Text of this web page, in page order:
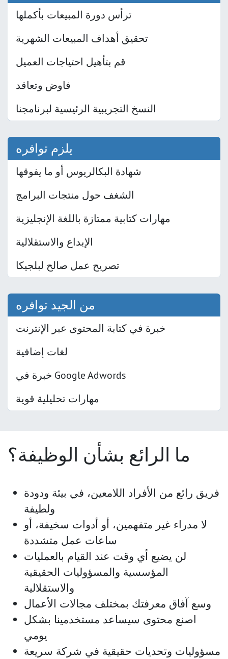
ترأس دورة المبيعات بأكملها
تحقيق أهداف المبيعات الشهرية
قم بتأهيل احتياجات العميل
فاوض وتعاقد
النسخ التجريبية الرئيسية لبرنامجنا
يلزم توافره
شهادة البكالريوس أو ما يفوقها
الشغف حول منتجات البرامج
مهارات كتابية ممتازة باللغة الإنجليزية
الإبداع والاستقلالية
تصريح عمل صالح لبلجيكا
من الجيد توافره
خبرة في كتابة المحتوى عبر الإنترنت
لغات إضافية
خبرة في Google Adwords
مهارات تحليلية قوية
ما الرائع بشأن الوظيفة؟
فريق رائع من الأفراد اللامعين، في بيئة ودودة
ولطيفة
لا مدراء غير متفهمين، أو أدوات سخيفة، أو
ساعات عمل متشددة
لن يضيع أي وقت عند القيام بالعمليات
المؤسسية والمسؤوليات الحقيقية
والاستقلالية
وسع آفاق معرفتك بمختلف مجالات الأعمال
اصنع محتوى سيساعد مستخدمينا بشكل
يومي
مسؤوليات وتحديات حقيقية في شركة سريعة